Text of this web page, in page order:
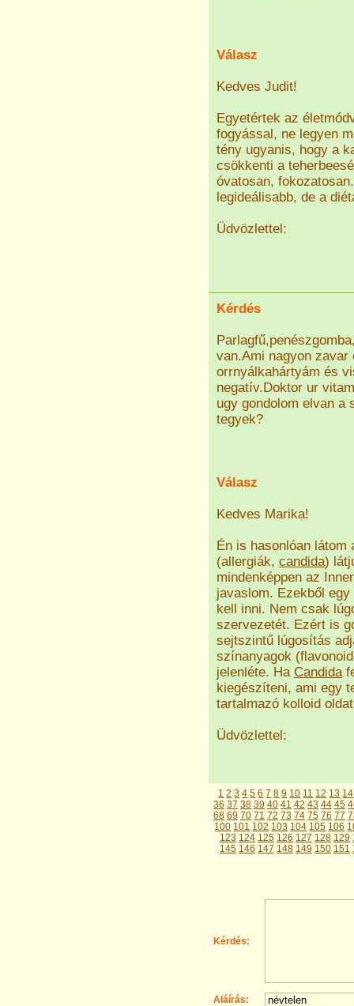
Válasz
Kedves Judit!
Egyetértek az
fogyással, ne legyen
tény ugyanis, hogy a
csökkenti a
óvatosan,
legideálisabb, de a
Üdvözlettel:
Kérdés
van.Ami nagyon
orrnyálkahártyám és
negatív.Doktor ur
ugy gondolom elvan a
tegyek?
Válasz
Kedves Marika!
Én is hasonlóan
(allergiák, candida)
mindenképpen az
javaslom. Ezekből
kell inni. Nem csak
szervezetét. Ezért is
sejtszintű lúgosítás
színanyagok
jelenléte. Ha Candida
kiegészíteni, ami egy
tartalmazó kolloid
Üdvözlettel:
1 2 3 4 5 6 7 8 9 10 11 12 13 14
36 37 38 39 40 41 42 43 44 45
68 69 70 71 72 73 74 75 76 77
100 101 102 103 104 105 106
123 124 125 126 127 128 129
145 146 147 148 149 150 151
Kérdés:
Aláírás: